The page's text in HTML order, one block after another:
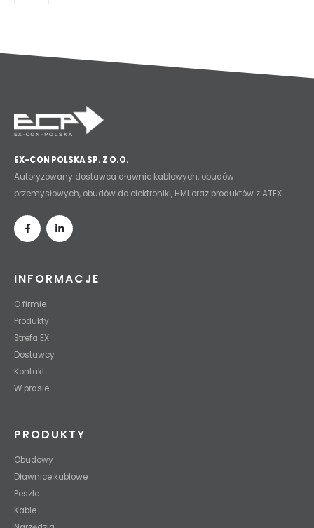
EX-CON POLSKA SP. Z O.O.
Autoryzowany dostawca dławnic kablowych, obudów
przemysłowych, obudów do elektroniki, HMI oraz produktów z ATEX
INFORMACJE
O firmie
Produkty
Strefa EX
Dostawcy
Kontakt
W prasie
PRODUKTY
Obudowy
Dławnice kablowe
Peszle
Kable